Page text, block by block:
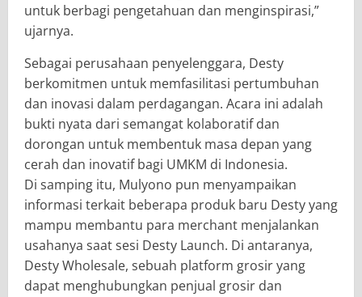
untuk berbagi pengetahuan dan menginspirasi,”
ujarnya.
Sebagai perusahaan penyelenggara, Desty
berkomitmen untuk memfasilitasi pertumbuhan
dan inovasi dalam perdagangan. Acara ini adalah
bukti nyata dari semangat kolaboratif dan
dorongan untuk membentuk masa depan yang
cerah dan inovatif bagi UMKM di Indonesia.
Di samping itu, Mulyono pun menyampaikan
informasi terkait beberapa produk baru Desty yang
mampu membantu para merchant menjalankan
usahanya saat sesi Desty Launch. Di antaranya,
Desty Wholesale, sebuah platform grosir yang
dapat menghubungkan penjual grosir dan